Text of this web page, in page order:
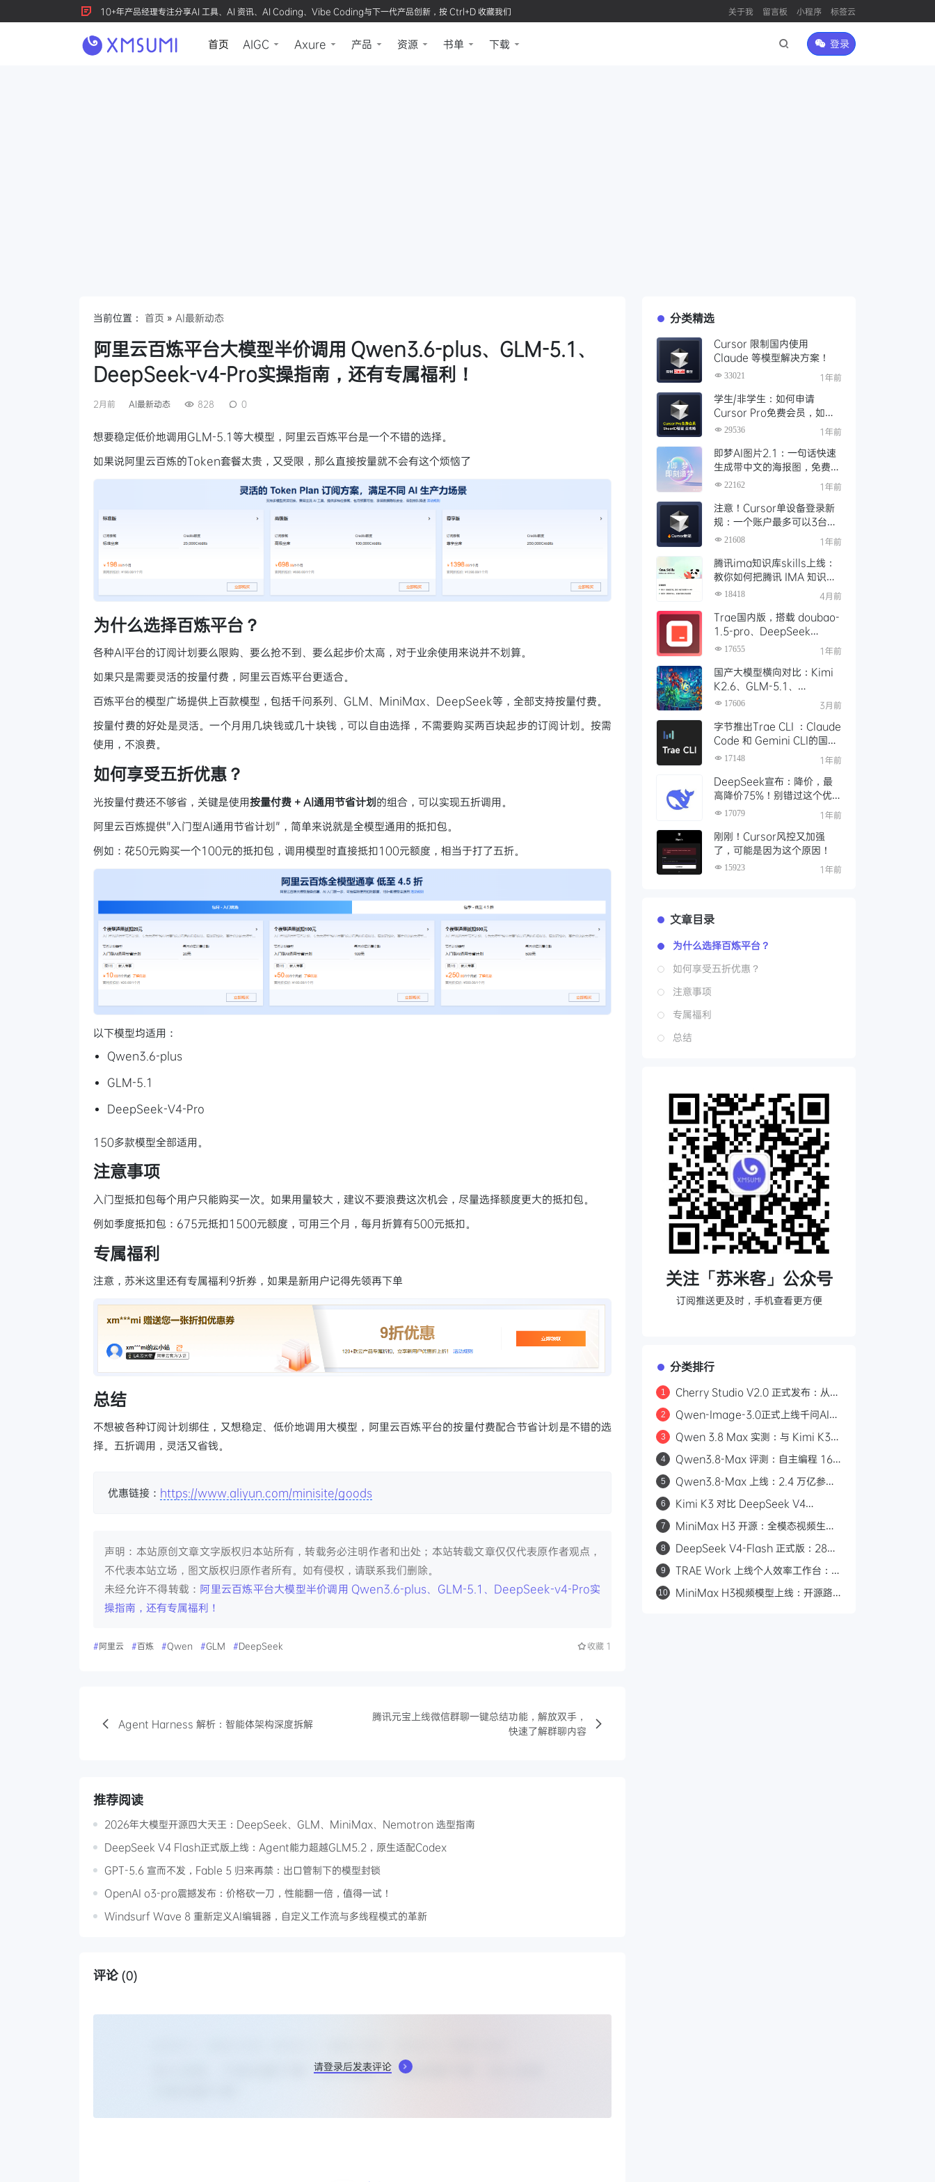
10+年产品经理专注分享AI 工具、AI 资讯、AI Coding、Vibe Coding与下一代产品创新，按 Ctrl+D 收藏我们 关于我 留言板 小程序 标签云
首页 AIGC Axure 产品 资源 书单 下载 登录
当前位置： 首页 » AI最新动态
阿里云百炼平台大模型半价调用 Qwen3.6-plus、GLM-5.1、
DeepSeek-v4-Pro实操指南，还有专属福利！
2月前 AI最新动态 828 0
想要稳定低价地调用GLM-5.1等大模型，阿里云百炼平台是一个不错的选择。
如果说阿里云百炼的Token套餐太贵，又受限，那么直接按量就不会有这个烦恼了
为什么选择百炼平台？
各种AI平台的订阅计划要么限购、要么抢不到、要么起步价太高，对于业余使用来说并不划算。
如果只是需要灵活的按量付费，阿里云百炼平台更适合。
百炼平台的模型广场提供上百款模型，包括千问系列、GLM、MiniMax、DeepSeek等，全部支持按量付费。
按量付费的好处是灵活。一个月用几块钱或几十块钱，可以自由选择，不需要购买两百块起步的订阅计划。按需
使用，不浪费。
如何享受五折优惠？
光按量付费还不够省，关键是使用按量付费 + AI通用节省计划的组合，可以实现五折调用。
阿里云百炼提供"入门型AI通用节省计划"，简单来说就是全模型通用的抵扣包。
例如：花50元购买一个100元的抵扣包，调用模型时直接抵扣100元额度，相当于打了五折。
以下模型均适用：
Qwen3.6-plus
GLM-5.1
DeepSeek-V4-Pro
150多款模型全部适用。
注意事项
入门型抵扣包每个用户只能购买一次。如果用量较大，建议不要浪费这次机会，尽量选择额度更大的抵扣包。
例如季度抵扣包：675元抵扣1500元额度，可用三个月，每月折算有500元抵扣。
专属福利
注意，苏米这里还有专属福利9折券，如果是新用户记得先领再下单
总结
不想被各种订阅计划绑住，又想稳定、低价地调用大模型，阿里云百炼平台的按量付费配合节省计划是不错的选
择。五折调用，灵活又省钱。
优惠链接： https://www.aliyun.com/minisite/goods
声明：本站原创文章文字版权归本站所有，转载务必注明作者和出处；本站转载文章仅仅代表原作者观点，
不代表本站立场，图文版权归原作者所有。如有侵权，请联系我们删除。
未经允许不得转载： 阿里云百炼平台大模型半价调用 Qwen3.6-plus、GLM-5.1、DeepSeek-v4-Pro实
操指南，还有专属福利！
#阿里云 #百炼 #Qwen #GLM #DeepSeek 收藏 1
Agent Harness 解析：智能体架构深度拆解
腾讯元宝上线微信群聊一键总结功能，解放双手，
快速了解群聊内容
推荐阅读
2026年大模型开源四大天王：DeepSeek、GLM、MiniMax、Nemotron 选型指南
DeepSeek V4 Flash正式版上线：Agent能力超越GLM5.2，原生适配Codex
GPT-5.6 宣而不发，Fable 5 归来再禁：出口管制下的模型封锁
OpenAI o3-pro震撼发布：价格砍一刀，性能翻一倍，值得一试！
Windsurf Wave 8 重新定义AI编辑器，自定义工作流与多线程模式的革新
评论 (0)
请登录后发表评论
分类精选
Cursor 限制国内使用
Claude 等模型解决方案！
33021 1年前
学生/非学生：如何申请
Cursor Pro免费会员，如何
通过SheerID验证快速激活全
29536 1年前
即梦AI图片2.1：一句话快速
生成带中文的海报图，免费AI
文生图、视频工具、AIGC创
22162 1年前
注意！Cursor单设备登录新
规：一个账户最多可以3台设
备登录，且限制单点登录
21608 1年前
腾讯ima知识库skills上线：
教你如何把腾讯 IMA 知识库
接入 OpenClaw 一步打通
18418 4月前
Trae国内版，搭载 doubao-
1.5-pro、DeepSeek
R1/V3模型，对比 Trae 国际
17655 1年前
国产大模型横向对比：Kimi
K2.6、GLM-5.1、
Qwen3、MiniMax M2 四
17606 3月前
字节推出Trae CLI ：Claude
Code 和 Gemini CLI的国产
平替 ？手把手教你如何安装
17148 1年前
DeepSeek宣布：降价，最
高降价75%！别错过这个优
惠时段，赶紧充值
17079 1年前
刚刚！Cursor风控又加强
了，可能是因为这个原因！
15923 1年前
文章目录
为什么选择百炼平台？
如何享受五折优惠？
注意事项
专属福利
总结
关注「苏米客」公众号
订阅推送更及时，手机查看更方便
分类排行
1
Cherry Studio V2.0 正式发布：从
能工作站
2
Qwen-Image-3.0正式上线千问AI平
4.5k token复杂版面一次生成
3
Qwen 3.8 Max 实测：与 Kimi K3
4
Qwen3.8-Max 评测：自主编程 16
5
Qwen3.8-Max 上线：2.4 万亿参
AI 平台
6
Kimi K3 对比 DeepSeek V4
路线之争
7
MiniMax H3 开源：全模态视频生成
8
DeepSeek V4-Flash 正式版：284B
Claude Opus 4.8
9
TRAE Work 上线个人效率工作台：一
10
MiniMax H3视频模型上线：开源路